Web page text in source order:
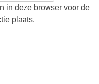
in deze browser voor de
plaats.